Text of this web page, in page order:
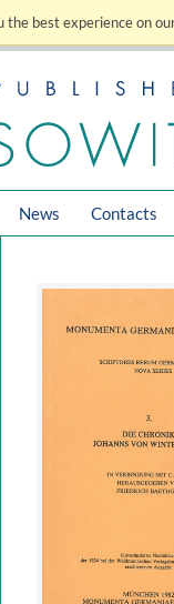
best experience on
News Contacts